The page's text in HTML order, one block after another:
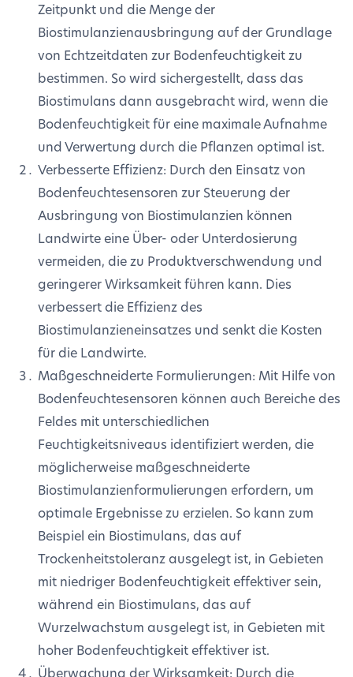
Zeitpunkt und die Menge der
Biostimulanzienausbringung auf der Grundlage
von Echtzeitdaten zur Bodenfeuchtigkeit zu
bestimmen. So wird sichergestellt, dass das
Biostimulans dann ausgebracht wird, wenn die
Bodenfeuchtigkeit für eine maximale Aufnahme
und Verwertung durch die Pflanzen optimal ist.
Verbesserte Effizienz: Durch den Einsatz von
Bodenfeuchtesensoren zur Steuerung der
Ausbringung von Biostimulanzien können
Landwirte eine Über- oder Unterdosierung
vermeiden, die zu Produktverschwendung und
geringerer Wirksamkeit führen kann. Dies
verbessert die Effizienz des
Biostimulanzieneinsatzes und senkt die Kosten
für die Landwirte.
Maßgeschneiderte Formulierungen: Mit Hilfe von
Bodenfeuchtesensoren können auch Bereiche des
Feldes mit unterschiedlichen
Feuchtigkeitsniveaus identifiziert werden, die
möglicherweise maßgeschneiderte
Biostimulanzienformulierungen erfordern, um
optimale Ergebnisse zu erzielen. So kann zum
Beispiel ein Biostimulans, das auf
Trockenheitstoleranz ausgelegt ist, in Gebieten
mit niedriger Bodenfeuchtigkeit effektiver sein,
während ein Biostimulans, das auf
Wurzelwachstum ausgelegt ist, in Gebieten mit
hoher Bodenfeuchtigkeit effektiver ist.
Überwachung der Wirksamkeit: Durch die